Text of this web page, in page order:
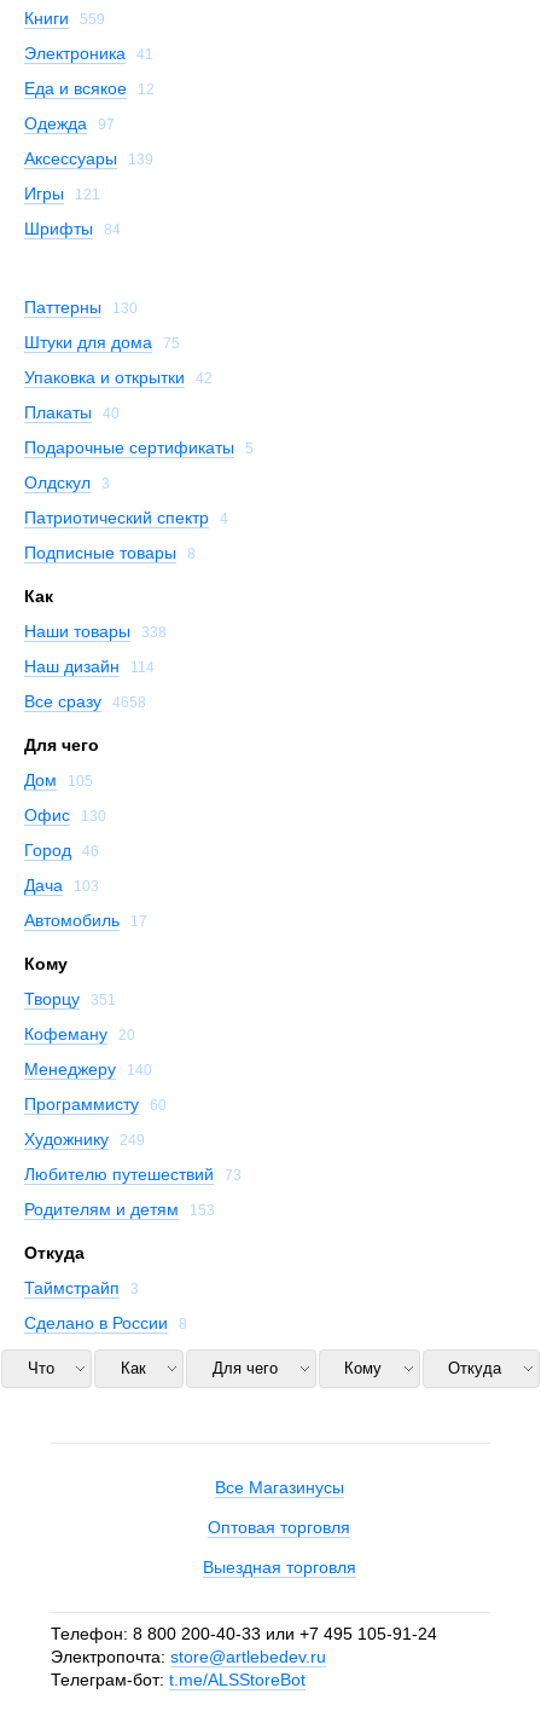
Книги 559
Электроника 41
Еда и всякое 12
Одежда 97
Аксессуары 139
Игры 121
Шрифты 84
Паттерны 130
Штуки для дома 75
Упаковка и открытки 42
Плакаты 40
Подарочные сертификаты 5
Олдскул 3
Патриотический спектр 4
Подписные товары 8
Как
Наши товары
338
Наш дизайн 114
Все сразу 4658
Для чего
Дом
105
Офис 130
Город 46
Дача 103
Автомобиль 17
Кому
Творцу
351
Кофеману 20
Менеджеру 140
Программисту 60
Художнику 249
Любителю путешествий 73
Родителям и детям 153
Откуда
Таймстрайп
3
Сделано в России 8
Что Как Для чего Кому Откуда
Все Магазинусы
Оптовая торговля
Выездная торговля
Телефон: 8 800 200-40-33 или +7 495 105-91-24
Электропочта: store@artlebedev.ru
Телеграм-бот: t.me/ALSStoreBot